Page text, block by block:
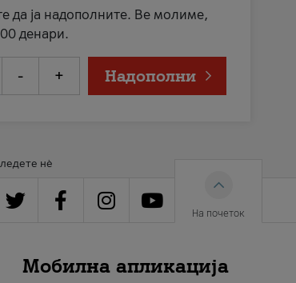
да ја надополните. Ве молиме,
денари.
- + Надополни
нè
На почеток
Мобилна апликација